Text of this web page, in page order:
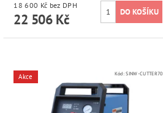
18 600 Kč bez DPH
22 506 Kč
Akce Kód:SINW-CUTTER70